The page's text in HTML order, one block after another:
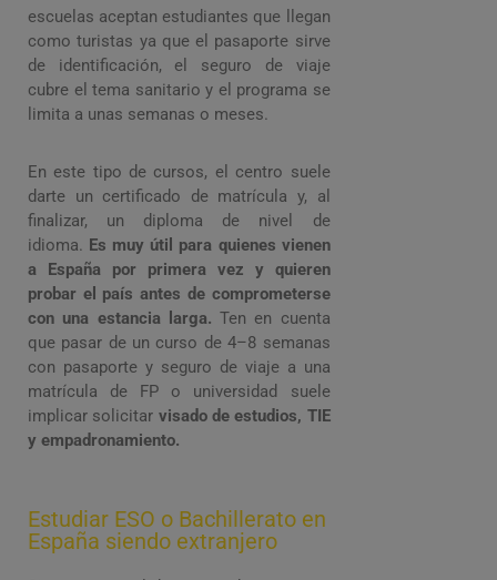
escuelas aceptan estudiantes que llegan
como turistas ya que el pasaporte sirve
de identificación, el seguro de viaje
cubre el tema sanitario y el programa se
limita a unas semanas o meses.
En este tipo de cursos, el centro suele
darte un certificado de matrícula y, al
finalizar, un diploma de nivel de
idioma. Es muy útil para quienes vienen
a España por primera vez y quieren
probar el país antes de comprometerse
con una estancia larga. Ten en cuenta
que pasar de un curso de 4–8 semanas
con pasaporte y seguro de viaje a una
matrícula de FP o universidad suele
implicar solicitar visado de estudios, TIE
y empadronamiento.
Estudiar ESO o Bachillerato en
España siendo extranjero